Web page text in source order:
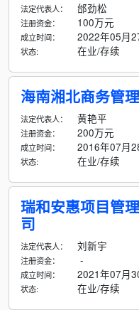
法定代表人： 邰劲松
注册资金： 100万元
成立时间： 2022年05月
状态: 在业/存续
海南湘北商务管
法定代表人： 黄艳平
注册资金： 200万元
成立时间： 2016年07月
状态: 在业/存续
瑞和安惠项目管
司
法定代表人： 刘新宇
注册资金： -
成立时间： 2021年07月
状态: 在业/存续